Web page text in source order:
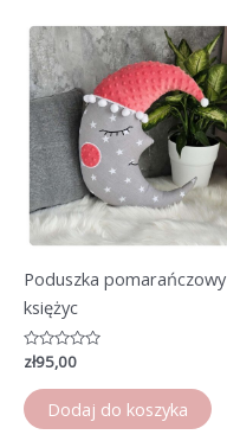
Poduszka pomarańczowy
księżyc
Oceniono
na
5
zł95,00
Dodaj do koszyka